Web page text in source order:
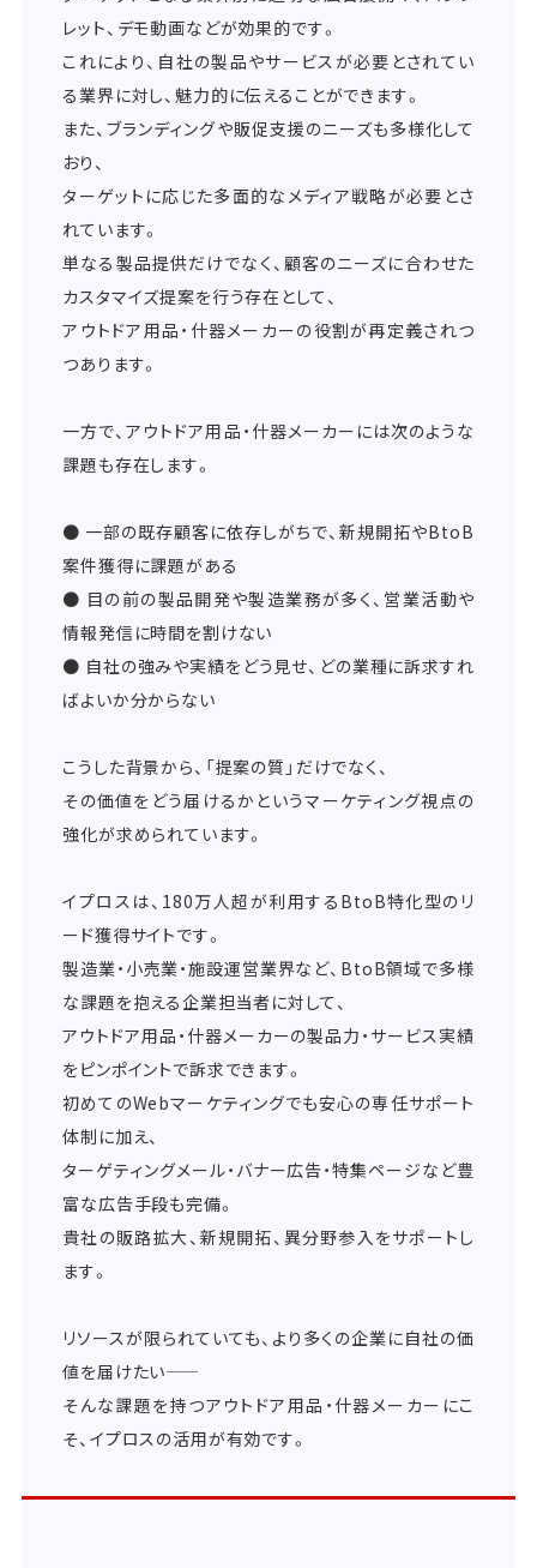
レット、デモ動画などが効果的です。
これにより、自社の製品やサービスが必要とされてい
る業界に対し、魅力的に伝えることができます。
また、ブランディングや販促支援のニーズも多様化して
おり、
ターゲットに応じた多面的なメディア戦略が必要とさ
れています。
単なる製品提供だけでなく、顧客のニーズに合わせた
カスタマイズ提案を行う存在として、
アウトドア用品・什器メーカーの役割が再定義されつ
つあります。
一方で、アウトドア用品・什器メーカーには次のような
課題も存在します。
● 一部の既存顧客に依存しがちで、新規開拓やBtoB
案件獲得に課題がある
● 目の前の製品開発や製造業務が多く、営業活動や
情報発信に時間を割けない
● 自社の強みや実績をどう見せ、どの業種に訴求すれ
ばよいか分からない
こうした背景から、「提案の質」だけでなく、
その価値をどう届けるかというマーケティング視点の
強化が求められています。
イプロスは、180万人超が利用するBtoB特化型のリ
ード獲得サイトです。
製造業・小売業・施設運営業界など、BtoB領域で多様
な課題を抱える企業担当者に対して、
アウトドア用品・什器メーカーの製品力・サービス実績
をピンポイントで訴求できます。
初めてのWebマーケティングでも安心の専任サポート
体制に加え、
ターゲティングメール・バナー広告・特集ページなど豊
富な広告手段も完備。
貴社の販路拡大、新規開拓、異分野参入をサポートし
ます。
リソースが限られていても、より多くの企業に自社の価
値を届けたい――
そんな課題を持つアウトドア用品・什器メーカーにこ
そ、イプロスの活用が有効です。